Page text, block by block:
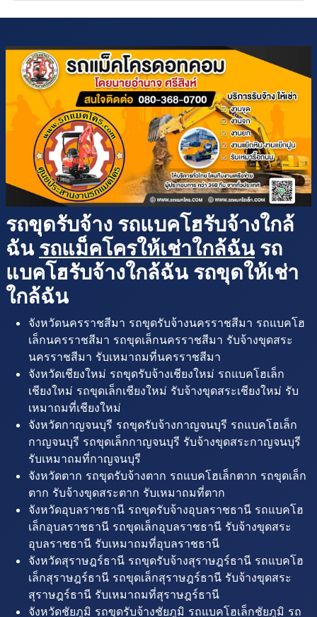
รถขุดรับจ้าง รถแบคโฮรับจ้างใกล้
ฉัน รถแม็คโครให้เช่าใกล้ฉัน รถ
แบคโฮรับจ้างใกล้ฉัน รถขุดให้เช่า
ใกล้ฉัน
จังหวัดนครราชสีมา รถขุดรับจ้างนครราชสีมา รถแบคโฮ
เล็กนครราชสีมา รถขุดเล็กนครราชสีมา รับจ้างขุดสระ
นครราชสีมา รับเหมาถมที่นครราชสีมา
จังหวัดเชียงใหม่ รถขุดรับจ้างเชียงใหม่ รถแบคโฮเล็ก
เชียงใหม่ รถขุดเล็กเชียงใหม่ รับจ้างขุดสระเชียงใหม่ รับ
เหมาถมที่เชียงใหม่
จังหวัดกาญจนบุรี รถขุดรับจ้างกาญจนบุรี รถแบคโฮเล็ก
กาญจนบุรี รถขุดเล็กกาญจนบุรี รับจ้างขุดสระกาญจนบุรี
รับเหมาถมที่กาญจนบุรี
จังหวัดตาก รถขุดรับจ้างตาก รถแบคโฮเล็กตาก รถขุดเล็ก
ตาก รับจ้างขุดสระตาก รับเหมาถมที่ตาก
จังหวัดอุบลราชธานี รถขุดรับจ้างอุบลราชธานี รถแบคโฮ
เล็กอุบลราชธานี รถขุดเล็กอุบลราชธานี รับจ้างขุดสระ
อุบลราชธานี รับเหมาถมที่อุบลราชธานี
จังหวัดสุราษฎร์ธานี รถขุดรับจ้างสุราษฎร์ธานี รถแบคโฮ
เล็กสุราษฎร์ธานี รถขุดเล็กสุราษฎร์ธานี รับจ้างขุดสระ
สุราษฎร์ธานี รับเหมาถมที่สุราษฎร์ธานี
จังหวัดชัยภูมิ รถขุดรับจ้างชัยภูมิ รถแบคโฮเล็กชัยภูมิ รถ